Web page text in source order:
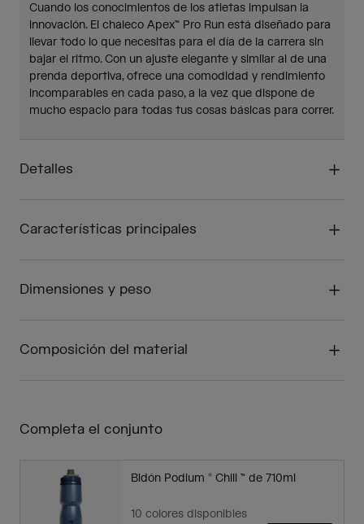
Cuando los conocimientos de los atletas impulsan la
innovación. El chaleco Apex™ Pro Run está diseñado para
llevar todo lo que necesitas para el día de la carrera sin
bajar el ritmo. Con un ajuste elegante y similar al de una
prenda deportiva, ofrece una comodidad y rendimiento
incomparables en cada paso, a la vez que dispone de
mucho espacio para todas tus cosas básicas para correr.
Detalles
Características principales
Dimensiones y peso
Composición del material
Completa el conjunto
Bidón Podium ® Chill ™ de 710ml
10 colores disponibles